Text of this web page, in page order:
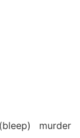
murder